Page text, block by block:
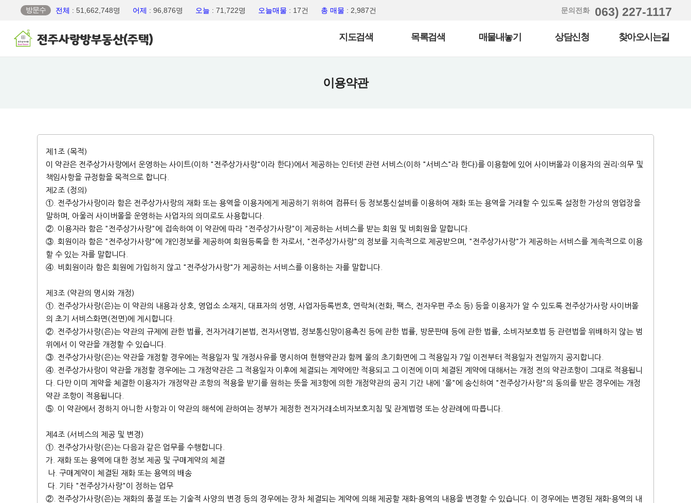
방문수 전체 : 51,662,748명 어제 : 96,876명 오늘 : 71,722명 오늘매물 : 17건 총 매물 : 2,987건 문의전화 063) 227-1117
지도검색 목록검색 매물내놓기 상담신청 찾아오시는길
이용약관
제1조 (목적)
이 약관은 전주상가사랑에서 운영하는 사이트(이하 "전주상가사랑"이라 한다)에서 제공하는 인터넷 관련 서비스(이하 "서비스"라 한다)를 이용함에 있어 사이버몰과 이용자의 권리·의무 및
책임사항을 규정함을 목적으로 합니다.
제2조 (정의)
①. 전주상가사랑이라 함은 전주상가사랑의 재화 또는 용역을 이용자에게 제공하기 위하여 컴퓨터 등 정보통신설비를 이용하여 재화 또는 용역을 거래할 수 있도록 설정한 가상의 영업장을
말하며, 아울러 사이버몰을 운영하는 사업자의 의미로도 사용합니다.
②. 이용자라 함은 "전주상가사랑"에 접속하여 이 약관에 따라 "전주상가사랑"이 제공하는 서비스를 받는 회원 및 비회원을 말합니다.
③. 회원이라 함은 "전주상가사랑"에 개인정보를 제공하여 회원등록을 한 자로서, "전주상가사랑"의 정보를 지속적으로 제공받으며, "전주상가사랑"가 제공하는 서비스를 계속적으로 이용
할 수 있는 자를 말합니다.
④. 비회원이라 함은 회원에 가입하지 않고 "전주상가사랑"가 제공하는 서비스를 이용하는 자를 말합니다.
제3조 (약관의 명시와 개정)
①. 전주상가사랑(은)는 이 약관의 내용과 상호, 영업소 소재지, 대표자의 성명, 사업자등록번호, 연락처(전화, 팩스, 전자우편 주소 등) 등을 이용자가 알 수 있도록 전주상가사랑 사이버몰
의 초기 서비스화면(전면)에 게시합니다.
②. 전주상가사랑(은)는 약관의 규제에 관한 법률, 전자거래기본법, 전자서명법, 정보통신망이용촉진 등에 관한 법률, 방문판매 등에 관한 법률, 소비자보호법 등 관련법을 위배하지 않는 범
위에서 이 약관을 개정할 수 있습니다.
③. 전주상가사랑(은)는 약관을 개정할 경우에는 적용일자 및 개정사유를 명시하여 현행약관과 함께 몰의 초기화면에 그 적용일자 7일 이전부터 적용일자 전일까지 공지합니다.
④. 전주상가사랑이 약관을 개정할 경우에는 그 개정약관은 그 적용일자 이후에 체결되는 계약에만 적용되고 그 이전에 이미 체결된 계약에 대해서는 개정 전의 약관조항이 그대로 적용됩니
다. 다만 이미 계약을 체결한 이용자가 개정약관 조항의 적용을 받기를 원하는 뜻을 제3항에 의한 개정약관의 공지 기간 내에 '몰"에 송신하여 "전주상가사랑"의 동의를 받은 경우에는 개정
약관 조항이 적용됩니다.
⑤. 이 약관에서 정하지 아니한 사항과 이 약관의 해석에 관하여는 정부가 제정한 전자거래소비자보호지침 및 관계법령 또는 상관례에 따릅니다.
제4조 (서비스의 제공 및 변경)
①. 전주상가사랑(은)는 다음과 같은 업무를 수행합니다.
가. 재화 또는 용역에 대한 정보 제공 및 구매계약의 체결
나. 구매계약이 체결된 재화 또는 용역의 배송
다. 기타 "전주상가사랑"이 정하는 업무
②. 전주상가사랑(은)는 재화의 품절 또는 기술적 사양의 변경 등의 경우에는 장차 체결되는 계약에 의해 제공할 재화·용역의 내용을 변경할 수 있습니다. 이 경우에는 변경된 재화·용역의 내